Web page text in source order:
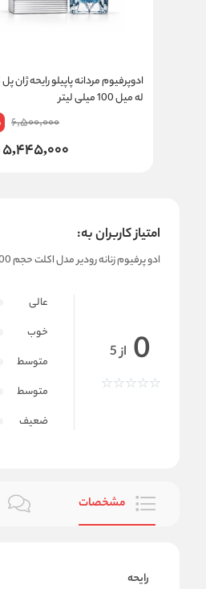
ادوپرفیوم مردانه پاپیلو رایحه ژان
له میل 100 میلی لیتر
6,500,000
5,445,000
امتیاز کاربران به:
ادو پرفیوم زنانه رودیر مدل اکلت حجم 100 میلی لیتر
0 از 5
عالی
خوب
متوسط
متوسط
ضعیف
مشخصات
رایحه